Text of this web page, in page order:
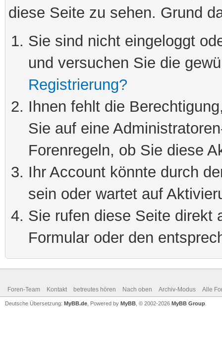
diese Seite zu sehen. Grund
Sie sind nicht eingeloggt
und versuchen Sie die
Registrierung?
Ihnen fehlt die
Sie auf eine
Forenregeln, ob Sie diese
Ihr Account könnte durch
sein oder wartet auf
Sie rufen diese Seite direkt
Formular oder den
Foren-Team Kontakt betreutes hören Nach oben Archiv-Modus Alle
Deutsche Übersetzung: MyBB.de , Powered by MyBB , © 2002-2026 MyBB Group